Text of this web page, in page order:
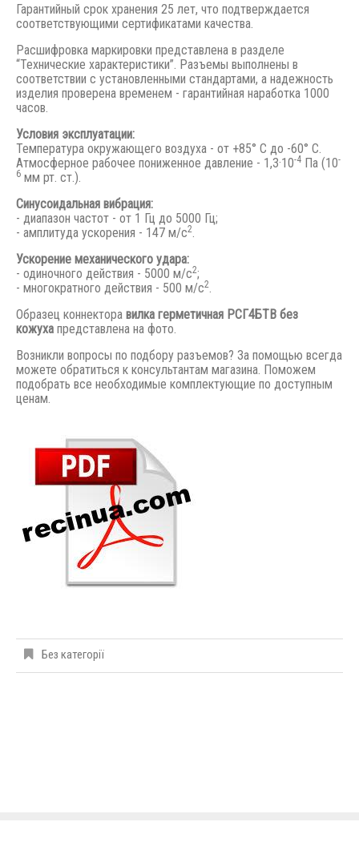
Гарантийный срок хранения 25 лет, что подтверждается
соответствующими сертификатами качества.
Расшифровка маркировки представлена в разделе
“Технические характеристики”. Разъемы выполнены в
соответствии с установленными стандартами, а надежность
изделия проверена временем - гарантийная наработка 1000
часов.
Условия эксплуатации:
Температура окружающего воздуха - от +85° С до -60° С.
Атмосферное рабочее пониженное давление - 1,3·10-4 Па (10-
6 мм рт. ст.).
Синусоидальная вибрация:
- диапазон частот - от 1 Гц до 5000 Гц;
- амплитуда ускорения - 147 м/с2
Ускорение механического удара:
- одиночного действия - 5000 м/с2;
- многократного действия - 500 м/с2
Образец коннектора вилка герметичная РСГ4БТВ без
кожуха представлена на фото.
Возникли вопросы по подбору разъемов? За помощью всегда
можете обратиться к консультантам магазина. Поможем
подобрать все необходимые комплектующие по доступным
ценам.
Без категорії